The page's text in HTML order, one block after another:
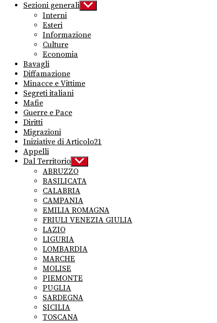
Sezioni generali Show
sub
Interni
Esteri
Informazione
Culture
Economia
Bavagli
Diffamazione
Minacce e Vittime
Segreti italiani
Mafie
Guerre e Pace
Diritti
Migrazioni
Iniziative di Articolo21
Appelli
Dal Territorio Show
sub
menu
ABRUZZO
BASILICATA
CALABRIA
CAMPANIA
EMILIA ROMAGNA
FRIULI VENEZIA GIULIA
LAZIO
LIGURIA
LOMBARDIA
MARCHE
MOLISE
PIEMONTE
PUGLIA
SARDEGNA
SICILIA
TOSCANA